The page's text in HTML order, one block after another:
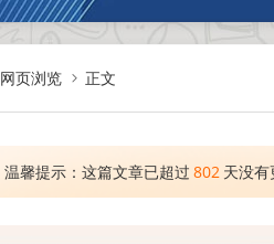
网页浏览 正文
温馨提示：这篇文章已超过 802 天没有